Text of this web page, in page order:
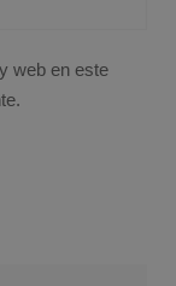
web en este